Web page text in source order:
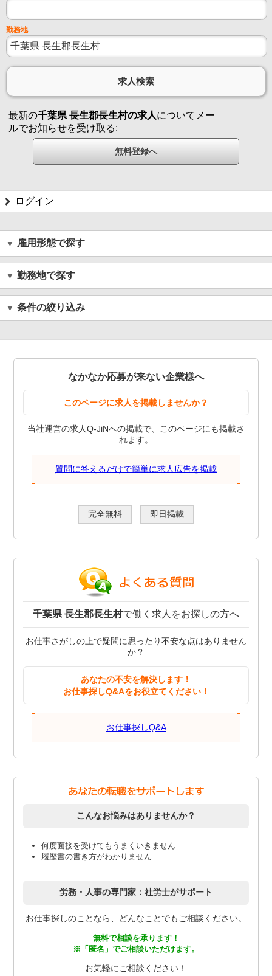
勤務地
最新の千葉県 長生郡長生村の求人についてメー
ルでお知らせを受け取る:
ログイン
雇用形態で探す
勤務地で探す
条件の絞り込み
なかなか応募が来ない企業様へ
このページに求人を掲載しませんか？
当社運営の求人Q-JiNへの掲載で、このページにも掲載さ
れます。
質問に答えるだけで簡単に求人広告を掲載
完全無料 即日掲載
千葉県 長生郡長生村で働く求人をお探しの方へ
お仕事さがしの上で疑問に思ったり不安な点はありません
か？
あなたの不安を解決します！
お仕事探しQ&Aをお役立てください！
お仕事探しQ&A
こんなお悩みはありませんか？
何度面接を受けてもうまくいきません
履歴書の書き方がわかりません
労務・人事の専門家：社労士がサポート
お仕事探しのことなら、どんなことでもご相談ください。
無料で相談を承ります！
※「匿名」でご相談いただけます。
お気軽にご相談ください！